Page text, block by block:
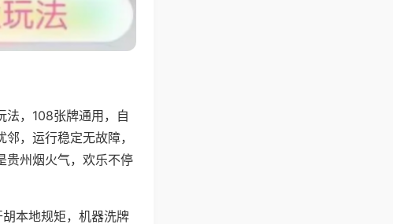
法，108张牌通用，自
，运行稳定无故障，
贵州烟火气，欢乐不停
本地规矩，机器洗牌